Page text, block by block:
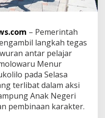
– Pemerintah
langkah tegas
antar pelajar
Menur
pada Selasa
terlibat dalam aksi
Anak Negeri
pembinaan karakter.